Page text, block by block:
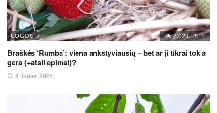
UOGOS 7,028 1
Braškės ‘Rumba’: viena ankstyviausių – bet ar ji tikrai tokia
gera (+atsiliepimai)?
8 liepos, 2025